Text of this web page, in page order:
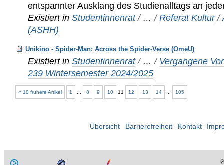
entspannter Ausklang des Studienalltags an
Existiert in Studentinnenrat / …/Referat Kultur /
(ASHH)
Unikino - Spider-Man: Across the Spider-Verse (OmeU)
Existiert in Studentinnenrat / …/ Vergangene
239 Wintersemester 2024/2025
« 10 frühere Artikel 1 8 9 10 11 12 13 14 105
Übersicht Barrierefreiheit Kontakt